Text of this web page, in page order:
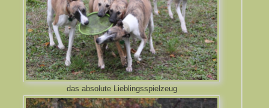
das absolute Lieblingsspielzeug